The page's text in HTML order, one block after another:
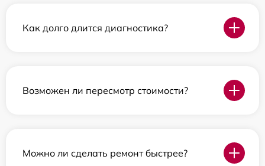
Как долго длится диагностика?
Возможен ли пересмотр стоимости?
Можно ли сделать ремонт быстрее?